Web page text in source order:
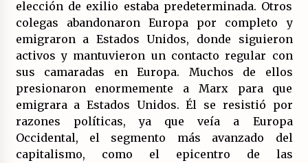
elección de exilio estaba predeterminada. Otros
colegas abandonaron Europa por completo y
emigraron a Estados Unidos, donde siguieron
activos y mantuvieron un contacto regular con
sus camaradas en Europa. Muchos de ellos
presionaron enormemente a Marx para que
emigrara a Estados Unidos. Él se resistió por
razones políticas, ya que veía a Europa
Occidental, el segmento más avanzado del
capitalismo, como el epicentro de las